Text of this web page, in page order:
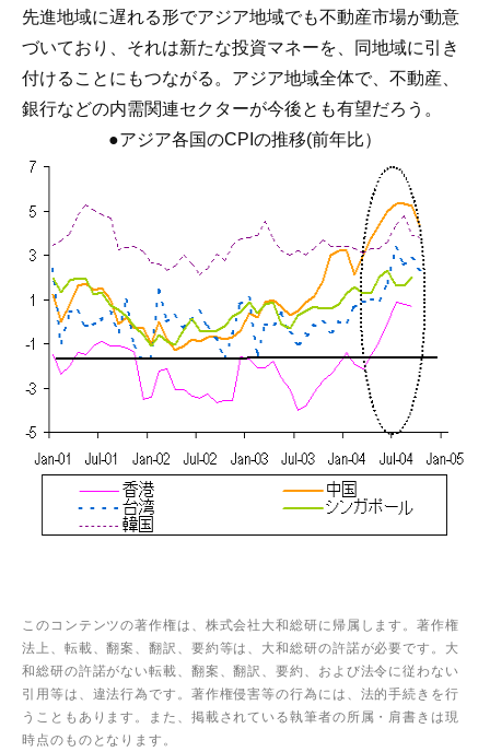
先進地域に遅れる形でアジア地域でも不動産市場が動意
づいており、それは新たな投資マネーを、同地域に引き
付けることにもつながる。アジア地域全体で、不動産、
銀行などの内需関連セクターが今後とも有望だろう。
●アジア各国のCPIの推移(前年比）
このコンテンツの著作権は、株式会社大和総研に帰属します。著作権
法上、転載、翻案、翻訳、要約等は、大和総研の許諾が必要です。大
和総研の許諾がない転載、翻案、翻訳、要約、および法令に従わない
引用等は、違法行為です。著作権侵害等の行為には、法的手続きを行
うこともあります。また、掲載されている執筆者の所属・肩書きは現
時点のものとなります。